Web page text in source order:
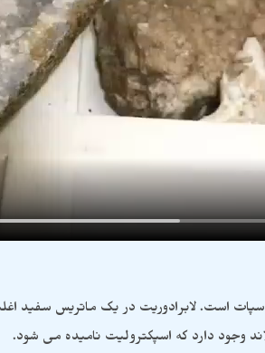
است. لابرادوریت در یک ماتریس سفید
وجود دارد که اسپکترولیت نامیده می شود.